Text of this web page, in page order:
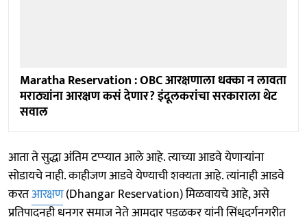
Maratha Reservation : OBC आरक्षणाला धक्का न लावता
मराठ्यांना आरक्षण कसं देणार? इंदूलकरांचा सरकाराला थेट
सवाल
आता ते सुद्धा अंतिम टप्प्यात आले आहे. त्याच्या आडवे येणाऱ्यांना
सोडायचे नाही. काहीजण आडवे येण्याची शक्यता आहे. त्यांनाही आडवे
करतआरक्षण(Dhangar Reservation) मिळवायचे आहे, असे
प्रतिपादनही धनगर समाज नेते आमदार पडळकर यांनी सिंधुदुर्गनगरीत